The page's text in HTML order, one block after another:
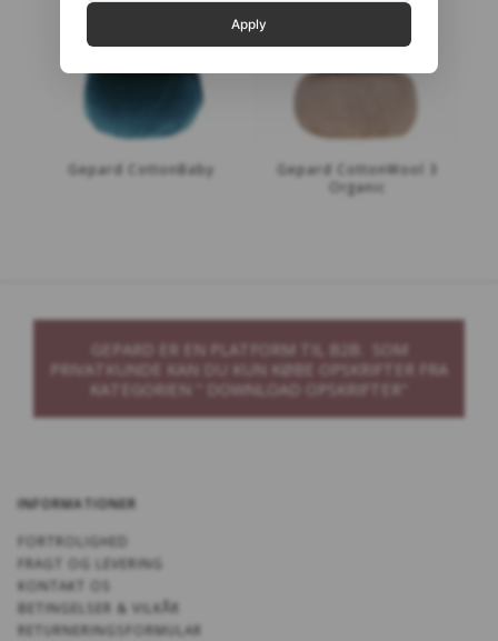
Gepard CottonBaby
Gepard CottonWool 3
Organic
GEPARD ER EN PLATFORM TIL B2B. SOM
PRIVATKUNDE KAN DU KUN KØBE OPSKRIFTER FRA
KATEGORIEN " DOWNLOAD OPSKRIFTER"
INFORMATIONER
FORTROLIGHED
FRAGT OG LEVERING
KONTAKT OS
BETINGELSER & VILKÅR
RETURNERINGSFORMULAR
Apply